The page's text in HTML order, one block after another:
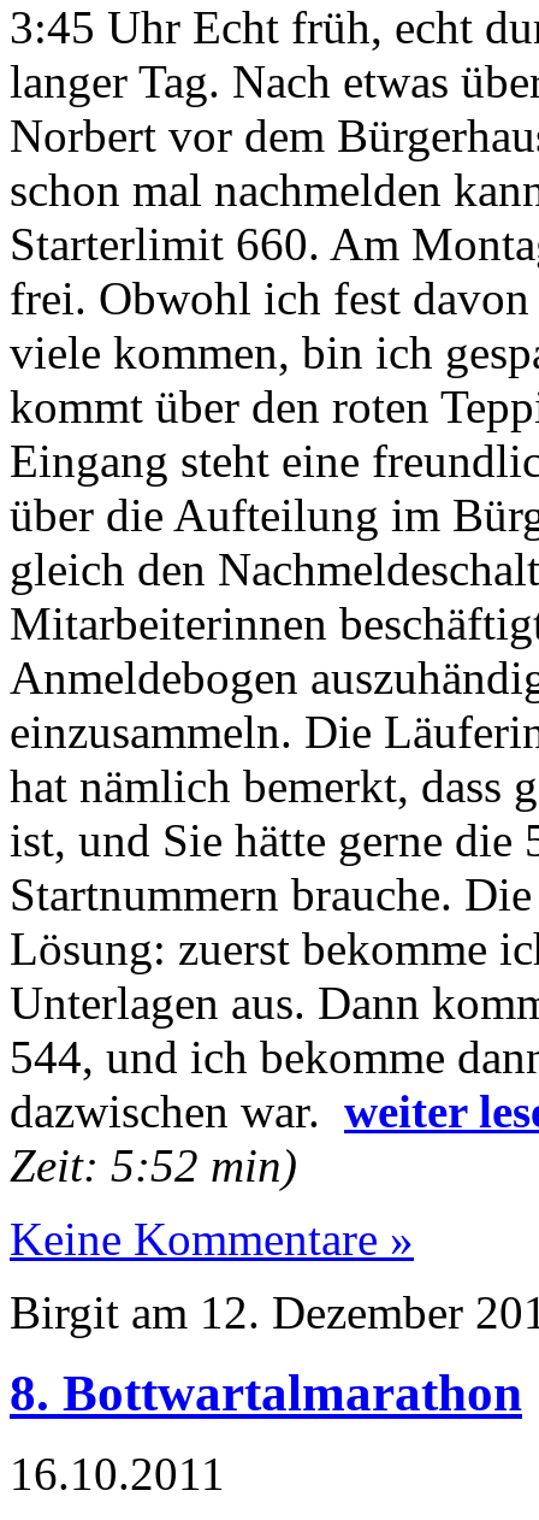
3:45 Uhr Echt früh, echt
langer Tag. Nach etwas
Norbert vor dem
schon mal nachmelden
Starterlimit 660. Am
frei. Obwohl ich fest
viele kommen, bin ich
kommt über den roten
Eingang steht eine
über die Aufteilung im
gleich den
Mitarbeiterinnen
Anmeldebogen
einzusammeln. Die
hat nämlich bemerkt, dass
ist, und Sie hätte gerne die
Startnummern brauche.
Lösung: zuerst bekomme
Unterlagen aus. Dann
544, und ich bekomme
dazwischen war. weiter
Zeit: 5:52 min)
Keine Kommentare »
Birgit am 12. Dezember
8. Bottwartalmarathon
16.10.2011